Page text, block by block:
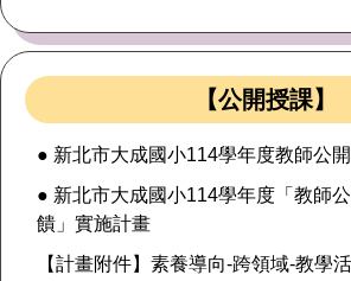
「
※
幸
餓
梁
【公開授課】
● 新北市大成國小114學年度教師公
● 新北市大成國小114學年度「教師
饋」實施計畫
【計畫附件】素養導向-跨領域-教學